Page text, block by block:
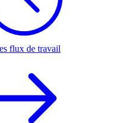
flux de travail